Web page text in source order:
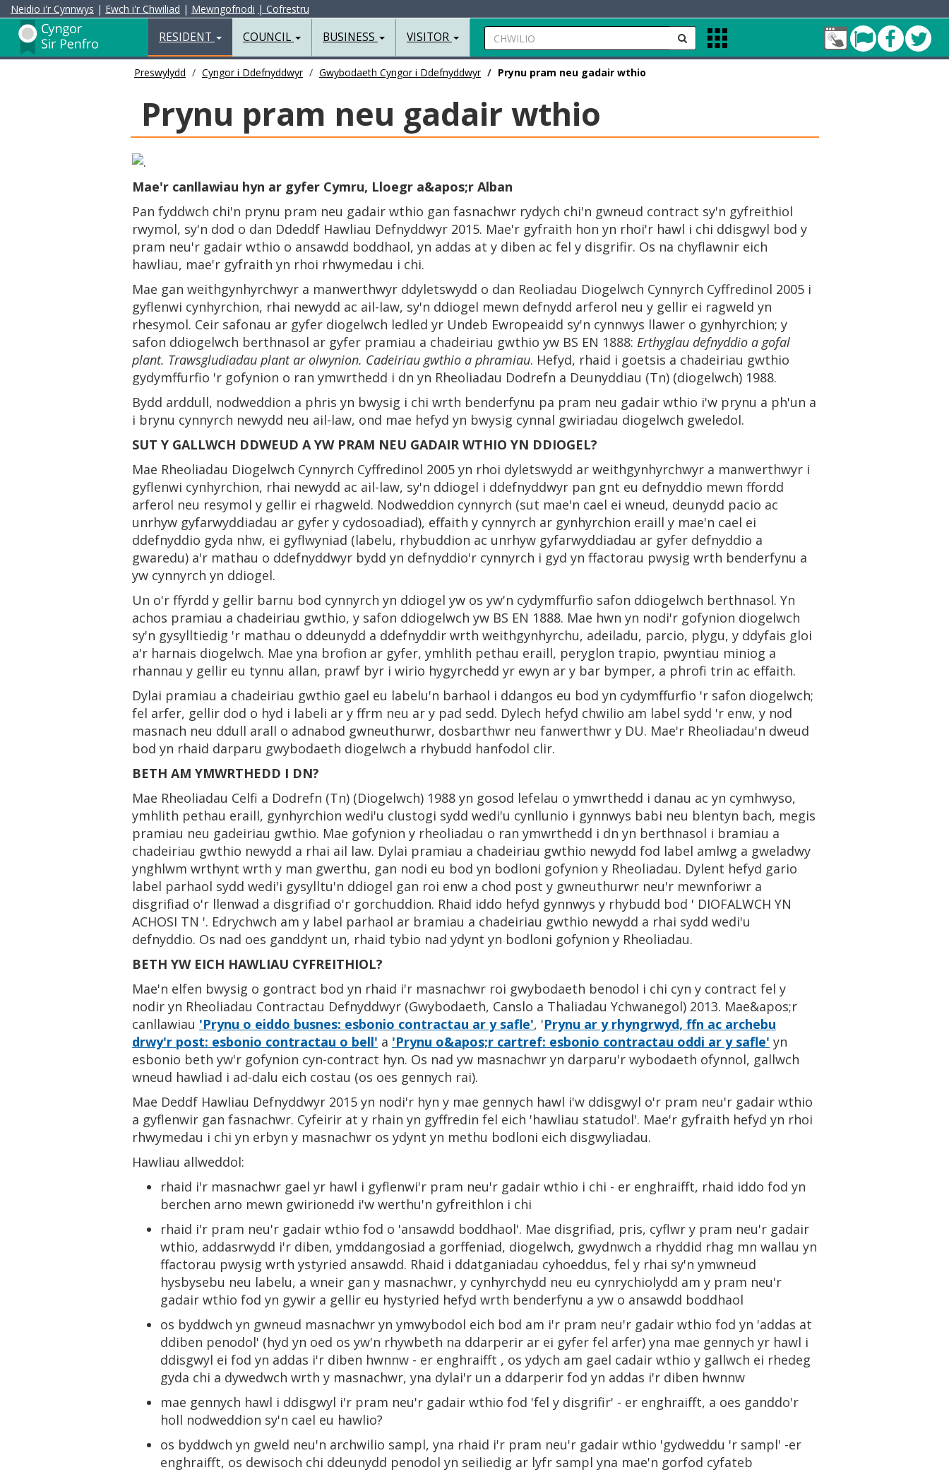
Neidio i'r Cynnwys | Ewch i'r Chwiliad | Mewngofnodi | Cofrestru
RESIDENT COUNCIL BUSINESS VISITOR
Apps
Menu
Fy
NghyfrifPont
Cleddau
Preswylydd Cyngor i Ddefnyddwyr Gwybodaeth Cyngor i Ddefnyddwyr Prynu pram neu gadair wthio
Prynu pram neu gadair wthio
Mae'r canllawiau hyn ar gyfer Cymru, Lloegr a&apos;r Alban
Pan fyddwch chi'n prynu pram neu gadair wthio gan fasnachwr rydych chi'n gwneud contract sy'n gyfreithiol
rwymol, sy'n dod o dan Ddeddf Hawliau Defnyddwyr 2015. Mae'r gyfraith hon yn rhoi'r hawl i chi ddisgwyl bod y
pram neu'r gadair wthio o ansawdd boddhaol, yn addas at y diben ac fel y disgrifir. Os na chyflawnir eich
hawliau, mae'r gyfraith yn rhoi rhwymedau i chi.
Mae gan weithgynhyrchwyr a manwerthwyr ddyletswydd o dan Reoliadau Diogelwch Cynnyrch Cyffredinol 2005 i
gyflenwi cynhyrchion, rhai newydd ac ail-law, sy'n ddiogel mewn defnydd arferol neu y gellir ei ragweld yn
rhesymol. Ceir safonau ar gyfer diogelwch ledled yr Undeb Ewropeaidd sy'n cynnwys llawer o gynhyrchion; y
safon ddiogelwch berthnasol ar gyfer pramiau a chadeiriau gwthio yw BS EN 1888: Erthyglau defnyddio a gofal
plant. Trawsgludiadau plant ar olwynion. Cadeiriau gwthio a phramiau. Hefyd, rhaid i goetsis a chadeiriau gwthio
gydymffurfio 'r gofynion o ran ymwrthedd i dn yn Rheoliadau Dodrefn a Deunyddiau (Tn) (diogelwch) 1988.
Bydd arddull, nodweddion a phris yn bwysig i chi wrth benderfynu pa pram neu gadair wthio i'w prynu a ph'un a
i brynu cynnyrch newydd neu ail-law, ond mae hefyd yn bwysig cynnal gwiriadau diogelwch gweledol.
SUT Y GALLWCH DDWEUD A YW PRAM NEU GADAIR WTHIO YN DDIOGEL?
Mae Rheoliadau Diogelwch Cynnyrch Cyffredinol 2005 yn rhoi dyletswydd ar weithgynhyrchwyr a manwerthwyr i
gyflenwi cynhyrchion, rhai newydd ac ail-law, sy'n ddiogel i ddefnyddwyr pan gnt eu defnyddio mewn ffordd
arferol neu resymol y gellir ei rhagweld. Nodweddion cynnyrch (sut mae'n cael ei wneud, deunydd pacio ac
unrhyw gyfarwyddiadau ar gyfer y cydosoadiad), effaith y cynnyrch ar gynhyrchion eraill y mae'n cael ei
ddefnyddio gyda nhw, ei gyflwyniad (labelu, rhybuddion ac unrhyw gyfarwyddiadau ar gyfer defnyddio a
gwaredu) a'r mathau o ddefnyddwyr bydd yn defnyddio'r cynnyrch i gyd yn ffactorau pwysig wrth benderfynu a
yw cynnyrch yn ddiogel.
Un o'r ffyrdd y gellir barnu bod cynnyrch yn ddiogel yw os yw'n cydymffurfio safon ddiogelwch berthnasol. Yn
achos pramiau a chadeiriau gwthio, y safon ddiogelwch yw BS EN 1888. Mae hwn yn nodi'r gofynion diogelwch
sy'n gysylltiedig 'r mathau o ddeunydd a ddefnyddir wrth weithgynhyrchu, adeiladu, parcio, plygu, y ddyfais gloi
a'r harnais diogelwch. Mae yna brofion ar gyfer, ymhlith pethau eraill, peryglon trapio, pwyntiau miniog a
rhannau y gellir eu tynnu allan, prawf byr i wirio hygyrchedd yr ewyn ar y bar bymper, a phrofi trin ac effaith.
Dylai pramiau a chadeiriau gwthio gael eu labelu'n barhaol i ddangos eu bod yn cydymffurfio 'r safon diogelwch;
fel arfer, gellir dod o hyd i labeli ar y ffrm neu ar y pad sedd. Dylech hefyd chwilio am label sydd 'r enw, y nod
masnach neu ddull arall o adnabod gwneuthurwr, dosbarthwr neu fanwerthwr y DU. Mae'r Rheoliadau'n dweud
bod yn rhaid darparu gwybodaeth diogelwch a rhybudd hanfodol clir.
BETH AM YMWRTHEDD I DN?
Mae Rheoliadau Celfi a Dodrefn (Tn) (Diogelwch) 1988 yn gosod lefelau o ymwrthedd i danau ac yn cymhwyso,
ymhlith pethau eraill, gynhyrchion wedi'u clustogi sydd wedi'u cynllunio i gynnwys babi neu blentyn bach, megis
pramiau neu gadeiriau gwthio. Mae gofynion y rheoliadau o ran ymwrthedd i dn yn berthnasol i bramiau a
chadeiriau gwthio newydd a rhai ail law. Dylai pramiau a chadeiriau gwthio newydd fod label amlwg a gweladwy
ynghlwm wrthynt wrth y man gwerthu, gan nodi eu bod yn bodloni gofynion y Rheoliadau. Dylent hefyd gario
label parhaol sydd wedi'i gysylltu'n ddiogel gan roi enw a chod post y gwneuthurwr neu'r mewnforiwr a
disgrifiad o'r llenwad a disgrifiad o'r gorchuddion. Rhaid iddo hefyd gynnwys y rhybudd bod ' DIOFALWCH YN
ACHOSI TN '. Edrychwch am y label parhaol ar bramiau a chadeiriau gwthio newydd a rhai sydd wedi'u
defnyddio. Os nad oes ganddynt un, rhaid tybio nad ydynt yn bodloni gofynion y Rheoliadau.
BETH YW EICH HAWLIAU CYFREITHIOL?
Mae'n elfen bwysig o gontract bod yn rhaid i'r masnachwr roi gwybodaeth benodol i chi cyn y contract fel y
nodir yn Rheoliadau Contractau Defnyddwyr (Gwybodaeth, Canslo a Thaliadau Ychwanegol) 2013. Mae&apos;r
canllawiau 'Prynu o eiddo busnes: esbonio contractau ar y safle', 'Prynu ar y rhyngrwyd, ffn ac archebu
drwy'r post: esbonio contractau o bell' a 'Prynu o&apos;r cartref: esbonio contractau oddi ar y safle' yn
esbonio beth yw'r gofynion cyn-contract hyn. Os nad yw masnachwr yn darparu'r wybodaeth ofynnol, gallwch
wneud hawliad i ad-dalu eich costau (os oes gennych rai).
Mae Deddf Hawliau Defnyddwyr 2015 yn nodi'r hyn y mae gennych hawl i'w ddisgwyl o'r pram neu'r gadair wthio
a gyflenwir gan fasnachwr. Cyfeirir at y rhain yn gyffredin fel eich 'hawliau statudol'. Mae'r gyfraith hefyd yn rhoi
rhwymedau i chi yn erbyn y masnachwr os ydynt yn methu bodloni eich disgwyliadau.
Hawliau allweddol:
rhaid i'r masnachwr gael yr hawl i gyflenwi'r pram neu'r gadair wthio i chi - er enghraifft, rhaid iddo fod yn
berchen arno mewn gwirionedd i'w werthu'n gyfreithlon i chi
rhaid i'r pram neu'r gadair wthio fod o 'ansawdd boddhaol'. Mae disgrifiad, pris, cyflwr y pram neu'r gadair
wthio, addasrwydd i'r diben, ymddangosiad a gorffeniad, diogelwch, gwydnwch a rhyddid rhag mn wallau yn
ffactorau pwysig wrth ystyried ansawdd. Rhaid i ddatganiadau cyhoeddus, fel y rhai sy'n ymwneud
hysbysebu neu labelu, a wneir gan y masnachwr, y cynhyrchydd neu eu cynrychiolydd am y pram neu'r
gadair wthio fod yn gywir a gellir eu hystyried hefyd wrth benderfynu a yw o ansawdd boddhaol
os byddwch yn gwneud masnachwr yn ymwybodol eich bod am i'r pram neu'r gadair wthio fod yn 'addas at
ddiben penodol' (hyd yn oed os yw'n rhywbeth na ddarperir ar ei gyfer fel arfer) yna mae gennych yr hawl i
ddisgwyl ei fod yn addas i'r diben hwnnw - er enghraifft , os ydych am gael cadair wthio y gallwch ei rhedeg
gyda chi a dywedwch wrth y masnachwr, yna dylai'r un a ddarperir fod yn addas i'r diben hwnnw
mae gennych hawl i ddisgwyl i'r pram neu'r gadair wthio fod 'fel y disgrifir' - er enghraifft, a oes ganddo'r
holl nodweddion sy'n cael eu hawlio?
os byddwch yn gweld neu'n archwilio sampl, yna rhaid i'r pram neu'r gadair wthio 'gydweddu 'r sampl' -er
enghraifft, os dewisoch chi ddeunydd penodol yn seiliedig ar lyfr sampl yna mae'n gorfod cyfateb